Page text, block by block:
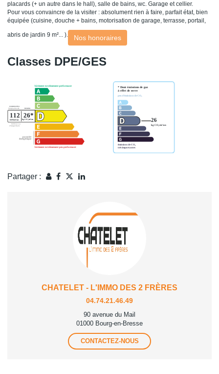
placards (+ un autre dans le hall), salle de bains, wc. Garage et cellier.
Pour vous convaincre de la visiter : absolument rien à faire, parfait état, bien
équipée (cuisine, douche + bains, motorisation de garage, terrasse, portail,
abris de jardin 9 m²... ). Nos honoraires
Classes DPE/GES
Partager :
CHATELET - L'IMMO DES 2 FRÈRES
04.74.21.46.49
90 avenue du Mail
01000 Bourg-en-Bresse
CONTACTEZ-NOUS